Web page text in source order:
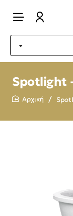
Spotlight